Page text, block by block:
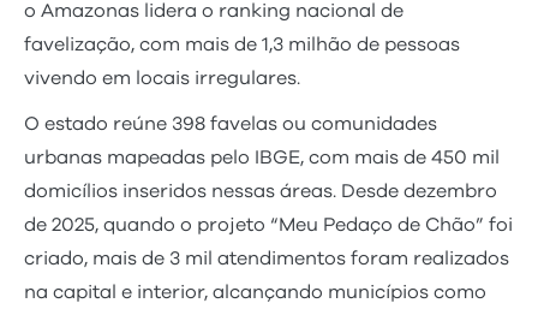
o Amazonas lidera o ranking nacional de
favelização, com mais de 1,3 milhão de pessoas
vivendo em locais irregulares.
O estado reúne 398 favelas ou comunidades
urbanas mapeadas pelo IBGE, com mais de 450 mil
domicílios inseridos nessas áreas. Desde dezembro
de 2025, quando o projeto “Meu Pedaço de Chão” foi
criado, mais de 3 mil atendimentos foram realizados
na capital e interior, alcançando municípios como